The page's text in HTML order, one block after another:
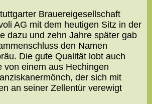
Brauereigesellschaft
AG mit dem heutigen Sitz in der
dazu und zehn Jahre später gab
den Namen
Die gute Qualität lobt auch
von einem aus Hechingen
der sich mit
an seiner Zellentür verewigt